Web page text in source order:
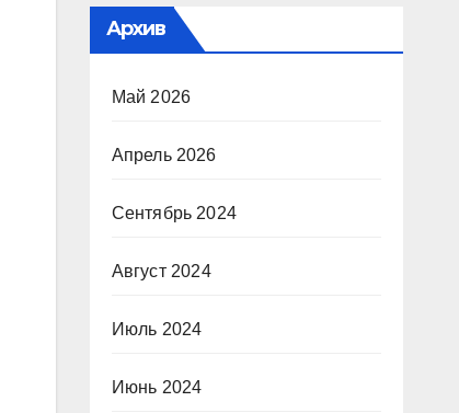
Архив
Май 2026
Апрель 2026
Сентябрь 2024
Август 2024
Июль 2024
Июнь 2024